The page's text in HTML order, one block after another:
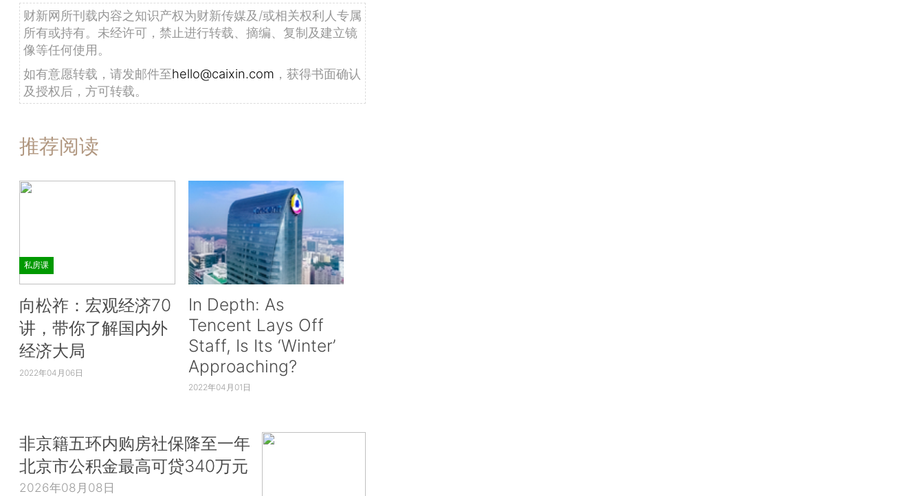
财新网所刊载内容之知识产权为财新传媒及/或相关权利人专属
所有或持有。未经许可，禁止进行转载、摘编、复制及建立镜
像等任何使用。
如有意愿转载，请发邮件至hello@caixin.com ，获得书面确认
及授权后，方可转载。
推荐阅读
私房课
向松祚：宏观经济70
讲，带你了解国内外
经济大局
2022年04月06日
In Depth: As
Tencent Lays Off
Staff, Is Its ‘Winter’
Approaching?
2022年04月01日
非京籍五环内购房社保降至一年
北京市公积金最高可贷340万元
2026年08月08日